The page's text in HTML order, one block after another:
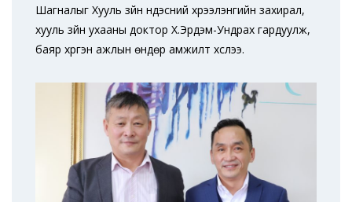
Шагналыг Хууль зүйн үндэсний хүрээлэнгийн захирал,
хууль зүйн ухааны доктор Х.Эрдэм-Ундрах гардуулж,
баяр хүргэн ажлын өндөр амжилт хүслээ.